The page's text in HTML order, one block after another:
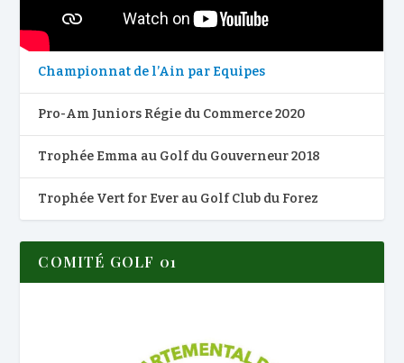
Championnat de l’Ain par Equipes
Pro-Am Juniors Régie du Commerce 2020
Trophée Emma au Golf du Gouverneur 2018
Trophée Vert for Ever au Golf Club du Forez
COMITÉ GOLF 01